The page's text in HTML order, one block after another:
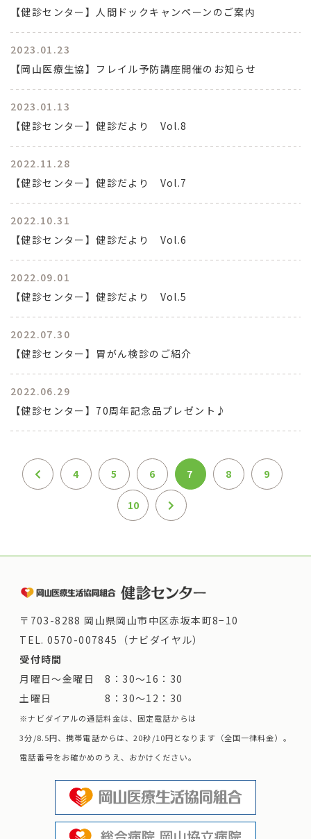
【健診センター】人間ドックキャンペーンのご案内
2023.01.23
【岡山医療生協】フレイル予防講座開催のお知らせ
2023.01.13
【健診センター】健診だより Vol.8
2022.11.28
【健診センター】健診だより Vol.7
2022.10.31
【健診センター】健診だより Vol.6
2022.09.01
【健診センター】健診だより Vol.5
2022.07.30
【健診センター】胃がん検診のご紹介
2022.06.29
【健診センター】70周年記念品プレゼント♪
4 5 6 7 8 9
10
〒703-8288 岡山県岡山市中区赤坂本町8−10
TEL.0570-007845（ナビダイヤル）
受付時間
月曜日～金曜日 8：30～16：30
土曜日 8：30～12：30
※ナビダイアルの通話料金は、固定電話からは
3分/8.5円、携帯電話からは、20秒/10円となります（全国一律料金）。
電話番号をお確かめのうえ、おかけください。